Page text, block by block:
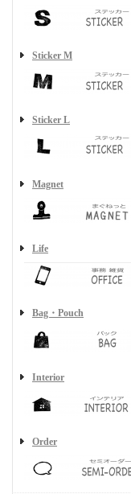
Sticker M
Sticker L
Magnet
Life
Bag・Pouch
Interior
Order